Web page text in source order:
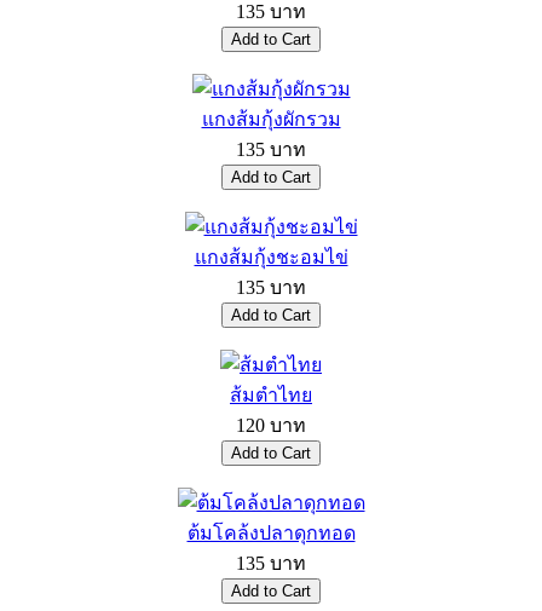
135 บาท
แกงส้มกุ้งผักรวม
135 บาท
แกงส้มกุ้งชะอมไข่
135 บาท
ส้มตำไทย
120 บาท
ต้มโคล้งปลาดุกทอด
135 บาท